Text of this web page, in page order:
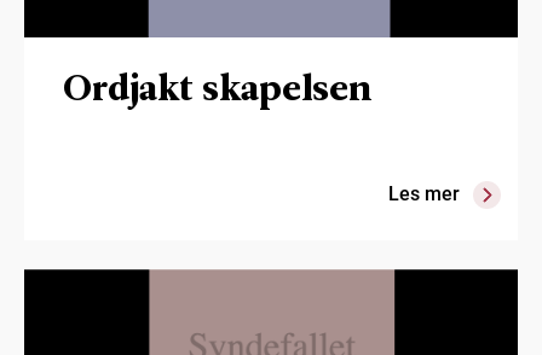
Ordjakt skapelsen
Les mer